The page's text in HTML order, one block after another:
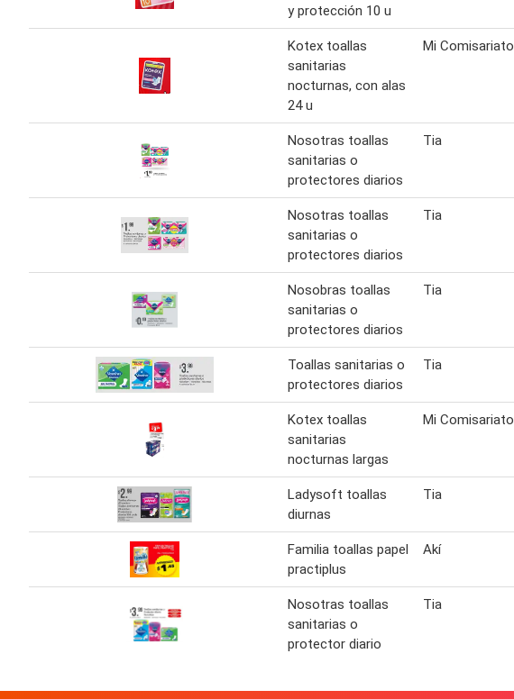
y protección 10 u
Kotex toallas
sanitarias
nocturnas, con alas
24 u
Mi Comisariato
Nosotras toallas
sanitarias o
protectores diarios
Tia
Nosotras toallas
sanitarias o
protectores diarios
Tia
Nosobras toallas
sanitarias o
protectores diarios
Tia
Toallas sanitarias o
protectores diarios
Tia
Kotex toallas
sanitarias
nocturnas largas
Mi Comisariato
Ladysoft toallas
diurnas
Tia
Familia toallas papel
practiplus
Akí
Nosotras toallas
sanitarias o
protector diario
Tia